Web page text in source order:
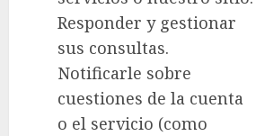
Responder y gestionar
sus consultas.
Notificarle sobre
cuestiones de la cuenta
o el servicio (como